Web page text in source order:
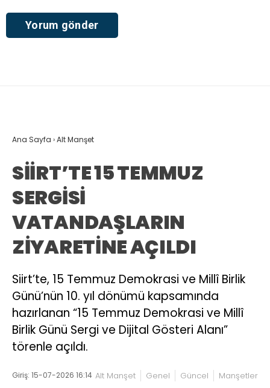
Ana Sayfa ›Alt Manşet
SİİRT’TE 15 TEMMUZ
SERGİSİ
VATANDAŞLARIN
ZİYARETİNE AÇILDI
Siirt’te, 15 Temmuz Demokrasi ve Millî Birlik
Günü’nün 10. yıl dönümü kapsamında
hazırlanan “15 Temmuz Demokrasi ve Millî
Birlik Günü Sergi ve Dijital Gösteri Alanı”
törenle açıldı.
Giriş: 15-07-2026 16:14 Alt Manşet Genel Güncel Manşetler